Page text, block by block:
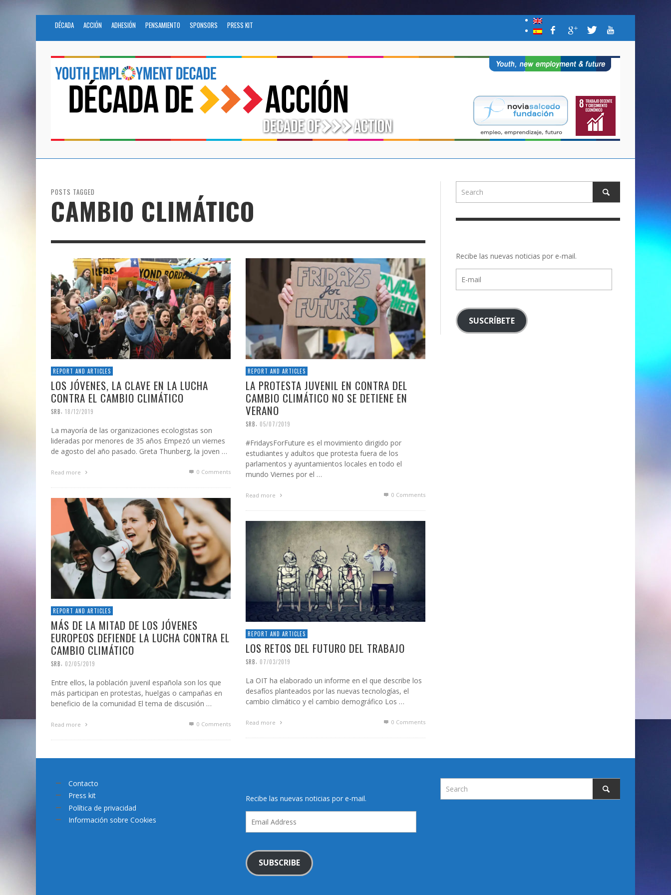
DÉCADA ACCIÓN ADHESIÓN PENSAMIENTO SPONSORS PRESS KIT
POSTS TAGGED
CAMBIO CLIMÁTICO
REPORT AND ARTICLES
LOS JÓVENES, LA CLAVE EN LA LUCHA
CONTRA EL CAMBIO CLIMÁTICO
SRB 18/12/2019
La mayoría de las organizaciones ecologistas son
lideradas por menores de 35 años Empezó un viernes
de agosto del año pasado. Greta Thunberg, la joven …
Read more 0 Comments
REPORT AND ARTICLES
LA PROTESTA JUVENIL EN CONTRA DEL
CAMBIO CLIMÁTICO NO SE DETIENE EN
VERANO
SRB 05/07/2019
#FridaysForFuture es el movimiento dirigido por
estudiantes y adultos que protesta fuera de los
parlamentos y ayuntamientos locales en todo el
mundo Viernes por el …
Read more 0 Comments
REPORT AND ARTICLES
MÁS DE LA MITAD DE LOS JÓVENES
EUROPEOS DEFIENDE LA LUCHA CONTRA EL
CAMBIO CLIMÁTICO
SRB 02/05/2019
Entre ellos, la población juvenil española son los que
más participan en protestas, huelgas o campañas en
beneficio de la comunidad El tema de discusión …
Read more 0 Comments
REPORT AND ARTICLES
LOS RETOS DEL FUTURO DEL TRABAJO
SRB 07/03/2019
La OIT ha elaborado un informe en el que describe los
desafíos planteados por las nuevas tecnologías, el
cambio climático y el cambio demográfico Los …
Read more 0 Comments
Recibe las nuevas noticias por e-mail.
mail
SUSCRÍBETE
Contacto
Press kit
Política de privacidad
Información sobre Cookies
Recibe las nuevas noticias por e-mail.
Address
SUBSCRIBE